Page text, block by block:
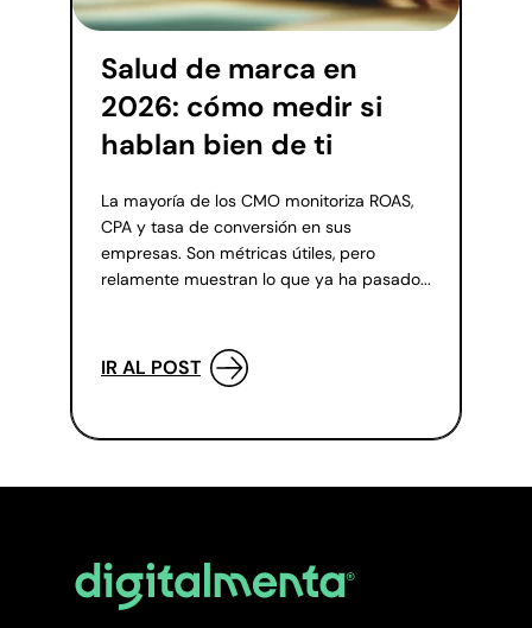
Salud de marca en
2026: cómo medir si
hablan bien de ti
La mayoría de los CMO monitoriza ROAS,
CPA y tasa de conversión en sus
empresas. Son métricas útiles, pero
relamente muestran lo que ya ha pasado...
IR AL POST